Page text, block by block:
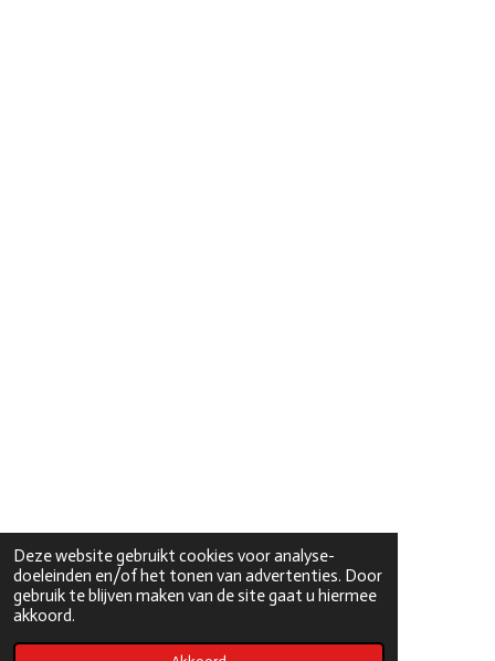
Deze website gebruikt cookies voor analyse-
doeleinden en/of het tonen van advertenties. Door
gebruik te blijven maken van de site gaat u hiermee
akkoord.